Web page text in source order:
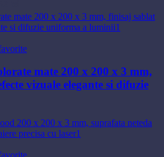
de
prețuri:
181,84 lei
până
la
284,52 lei
mate 200 x 200 x 3 mm,
vizuale elegante si difuzie